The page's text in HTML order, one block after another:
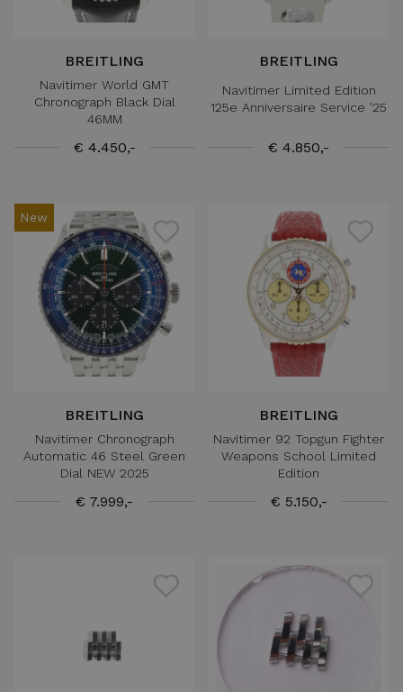
BREITLING
Navitimer World GMT
Chronograph Black Dial
46MM
€ 4.450,-
BREITLING
Navitimer Limited Edition
125e Anniversaire Service '25
€ 4.850,-
New
BREITLING
Navitimer Chronograph
Automatic 46 Steel Green
Dial NEW 2025
€ 7.999,-
BREITLING
Navitimer 92 Topgun Fighter
Weapons School Limited
Edition
€ 5.150,-